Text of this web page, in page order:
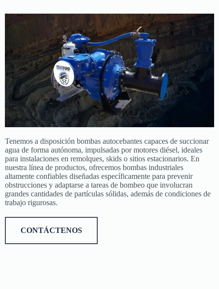
Tenemos a disposición bombas autocebantes capaces de succionar
agua de forma autónoma, impulsadas por motores diésel, ideales
para instalaciones en remolques, skids o sitios estacionarios. En
nuestra línea de productos, ofrecemos bombas industriales
altamente confiables diseñadas específicamente para prevenir
obstrucciones y adaptarse a tareas de bombeo que involucran
grandes cantidades de partículas sólidas, además de condiciones de
trabajo rigurosas.
CONTÁCTENOS